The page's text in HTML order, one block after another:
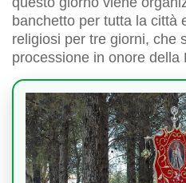
banchetto per tutta la città
religiosi per tre giorni, che
processione in onore della